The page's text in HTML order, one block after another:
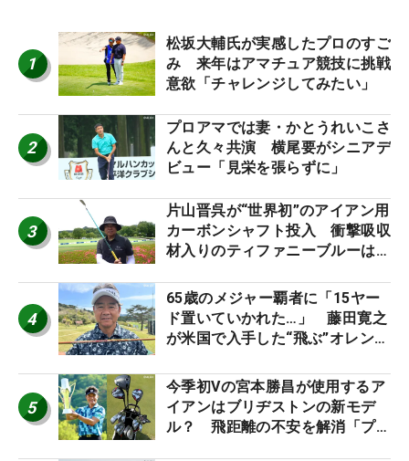
1
松坂大輔氏が実感したプロのすご
み 来年はアマチュア競技に挑戦
意欲「チャレンジしてみたい」
2
プロアマでは妻・かとうれいこさ
んと久々共演 横尾要がシニアデ
ビュー「見栄を張らずに」
3
片山晋呉が“世界初”のアイアン用
カーボンシャフト投入 衝撃吸収
材入りのティファニーブルーは
4
65歳のメジャー覇者に「15ヤー
ド置いていかれた…」 藤田寛之
が米国で入手した“飛ぶ”オレンジ
5
今季初Vの宮本勝昌が使用するア
イアンはブリヂストンの新モデ
ル？ 飛距離の不安を解消「プラ